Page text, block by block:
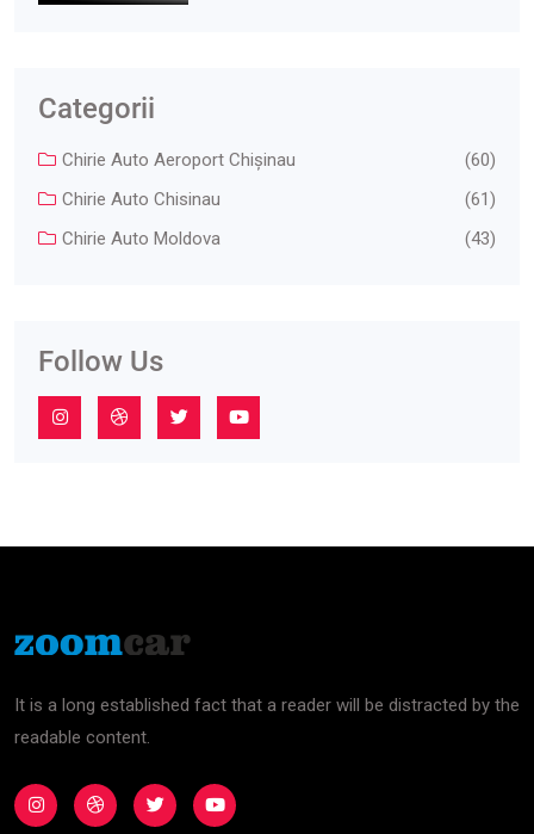
Categorii
Chirie Auto Aeroport Chişinau
(60)
Chirie Auto Chisinau
(61)
Chirie Auto Moldova
(43)
Follow Us
It is a long established fact that a reader will be distracted by the
readable content.